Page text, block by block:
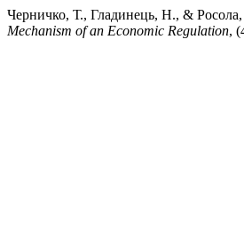
Черничко, Т., Гладинець, Н., &
Mechanism of an Economic Regulation,